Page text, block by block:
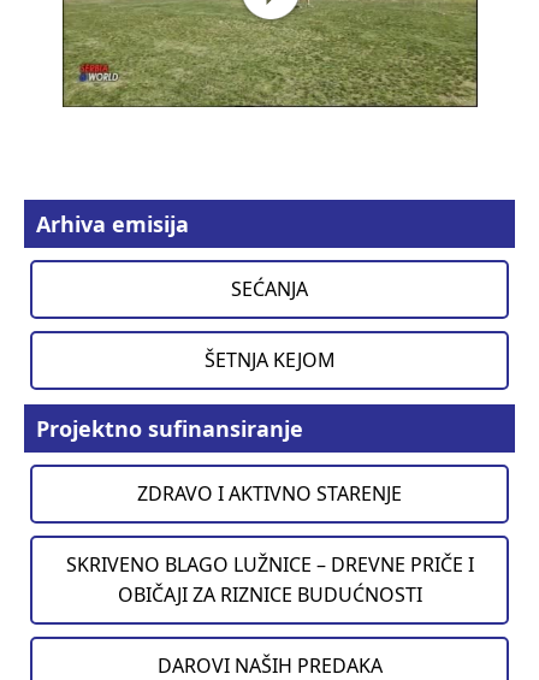
Arhiva emisija
SEĆANJA
ŠETNJA KEJOM
Projektno sufinansiranje
ZDRAVO I AKTIVNO STARENJE
SKRIVENO BLAGO LUŽNICE – DREVNE PRIČE I
OBIČAJI ZA RIZNICE BUDUĆNOSTI
DAROVI NAŠIH PREDAKA